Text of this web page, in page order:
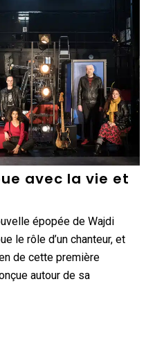
avec la vie et
épopée de Wajdi
le rôle d’un chanteur, et
de cette première
autour de sa